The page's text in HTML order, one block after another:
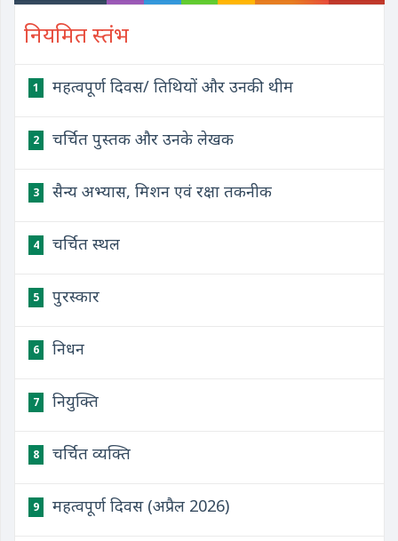
नियमित स्तंभ
1 महत्वपूर्ण दिवस/ तिथियों और उनकी थीम
2 चर्चित पुस्तक और उनके लेखक
3 सैन्य अभ्यास, मिशन एवं रक्षा तकनीक
4 चर्चित स्थल
5 पुरस्कार
6 निधन
7 नियुक्ति
8 चर्चित व्यक्ति
9 महत्वपूर्ण दिवस (अप्रैल 2026)